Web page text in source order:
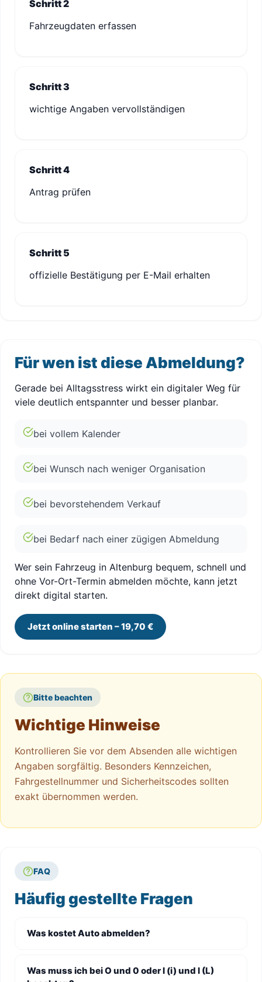
Schritt 2
Fahrzeugdaten erfassen
Schritt 3
wichtige Angaben vervollständigen
Schritt 4
Antrag prüfen
Schritt 5
offizielle Bestätigung per E-Mail erhalten
Für wen ist diese Abmeldung?
Gerade bei Alltagsstress wirkt ein digitaler Weg für
viele deutlich entspannter und besser planbar.
bei vollem Kalender
bei Wunsch nach weniger Organisation
bei bevorstehendem Verkauf
bei Bedarf nach einer zügigen Abmeldung
Wer sein Fahrzeug in Altenburg bequem, schnell und
ohne Vor-Ort-Termin abmelden möchte, kann jetzt
direkt digital starten.
Jetzt online starten – 19,70 €
Bitte beachten
Wichtige Hinweise
Kontrollieren Sie vor dem Absenden alle wichtigen
Angaben sorgfältig. Besonders Kennzeichen,
Fahrgestellnummer und Sicherheitscodes sollten
exakt übernommen werden.
FAQ
Häufig gestellte Fragen
Was kostet Auto abmelden?
Was muss ich bei O und 0 oder I (i) und l (L)